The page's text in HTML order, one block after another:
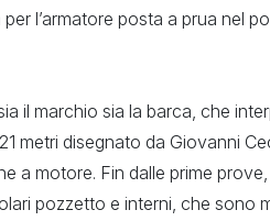
l’armatore posta a prua nel
il marchio sia la barca, che
metri disegnato da Giovanni
a motore. Fin dalle prime
pozzetto e interni, che sono